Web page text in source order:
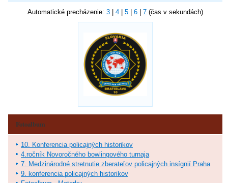
Automatické precházenie: 3 4 5 6 7 (čas v sekundách)
Fotoalbum
10. Konferencia policajných historikov
4.ročník Novoročného bowlingového turnaja
7. Medzinárodné stretnutie zberateľov policajných insígnií Praha
9. konferencia policajných historikov